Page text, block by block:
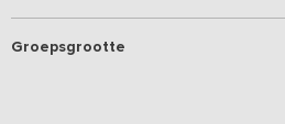
Groepsgrootte